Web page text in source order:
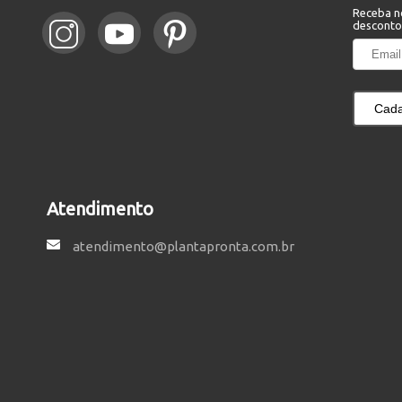
Receba
Atendimento
atendimento@plantapronta.com.br